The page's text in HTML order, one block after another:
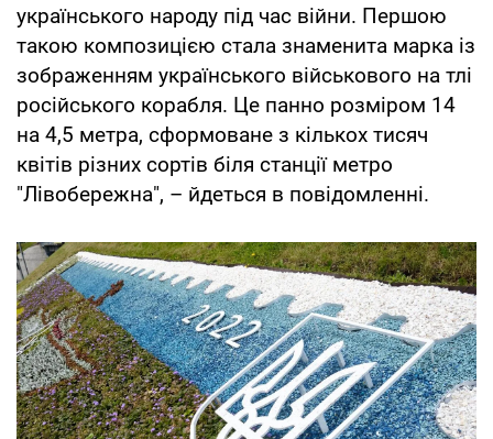
українського народу під час війни. Першою
такою композицією стала знаменита марка із
зображенням українського військового на тлі
російського корабля. Це панно розміром 14
на 4,5 метра, сформоване з кількох тисяч
квітів різних сортів біля станції метро
"Лівобережна", – йдеться в повідомленні.